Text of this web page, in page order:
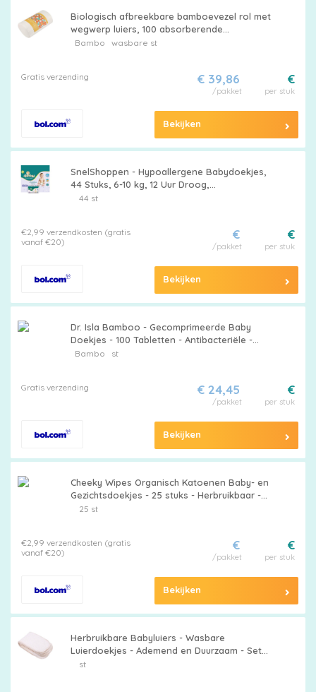
Biologisch afbreekbare bamboevezel rol met
wegwerp luiers, 100 absorberende
luiervullingen, inclusief vochtige doek functie
Bambo wasbare st
Gratis verzending €
per stuk
€ 39,86
/pakket
Bekijken
SnelShoppen - Hypoallergene Babydoekjes,
44 Stuks, 6-10 kg, 12 Uur Droog,
Dermatologisch Getest, Comfortabel en
44 st
€2,99 verzendkosten (gratis
vanaf €20)
€
per stuk
€
/pakket
Bekijken
Dr. Isla Bamboo - Gecomprimeerde Baby
Doekjes - 100 Tabletten - Antibacteriële -
Compact - Biologisch Afbreekbaar
Bambo st
Gratis verzending €
per stuk
€ 24,45
/pakket
Bekijken
Cheeky Wipes Organisch Katoenen Baby- en
Gezichtsdoekjes - 25 stuks - Herbruikbaar -
Antibacterieel - Regenboogkleuren -
25 st
€2,99 verzendkosten (gratis
vanaf €20)
€
per stuk
€
/pakket
Bekijken
Herbruikbare Babyluiers - Wasbare
Luierdoekjes - Ademend en Duurzaam - Set
van 20 - Wasbare luiers voor pasgeborenen -
st